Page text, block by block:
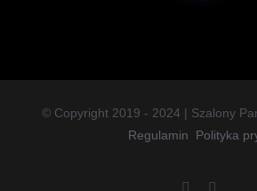
© Copyright 2019 - 2024 | Szalony
Regulamin
Polityka
Facebook